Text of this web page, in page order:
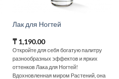
Лак для Ногтей
₸1,190.00
Откройте для себя богатую палитру
разнообразных эффектов и ярких
оттенков Лака для Ногтей!
Вдохновленная миром Растений‚ она